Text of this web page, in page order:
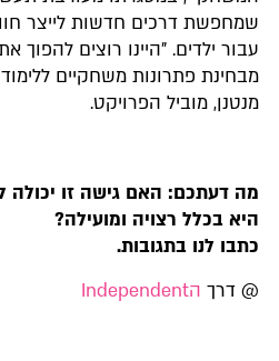
שמחפשת דרכים חדשות לייצר
עבור ילדים. "היינו רוצים להפוך
מבחינת פתרונות משחקיים
מנטנן, מוביל הפרויקט.
מה דעתכם: האם גישה זו
היא בכלל רצויה ומועילה?
כתבו לנו בתגובות.
@ דרך הIndependent